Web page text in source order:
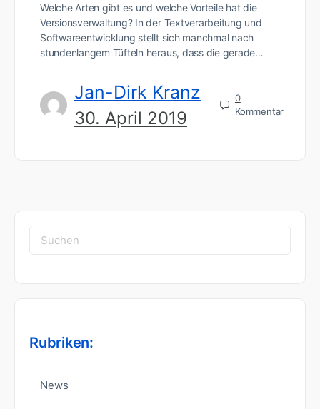
Welche Arten gibt es und welche Vorteile hat die
Versionsverwaltung? In der Textverarbeitung und
Softwareentwicklung stellt sich manchmal nach
stundenlangem Tüfteln heraus, dass die gerade…
Jan-Dirk Kranz
30. April 2019
0
Kommentar
Suchen
nach:
Rubriken:
News